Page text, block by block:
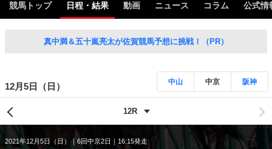
競馬トップ 日程・結果 動画 ニュース コラム 公式情
真中満＆五十嵐亮太が佐賀競馬予想に挑戦！（PR）
12月5日（日） 中山 中京 阪神
2021年12月5日（日） 6回中京2日 16:15発走